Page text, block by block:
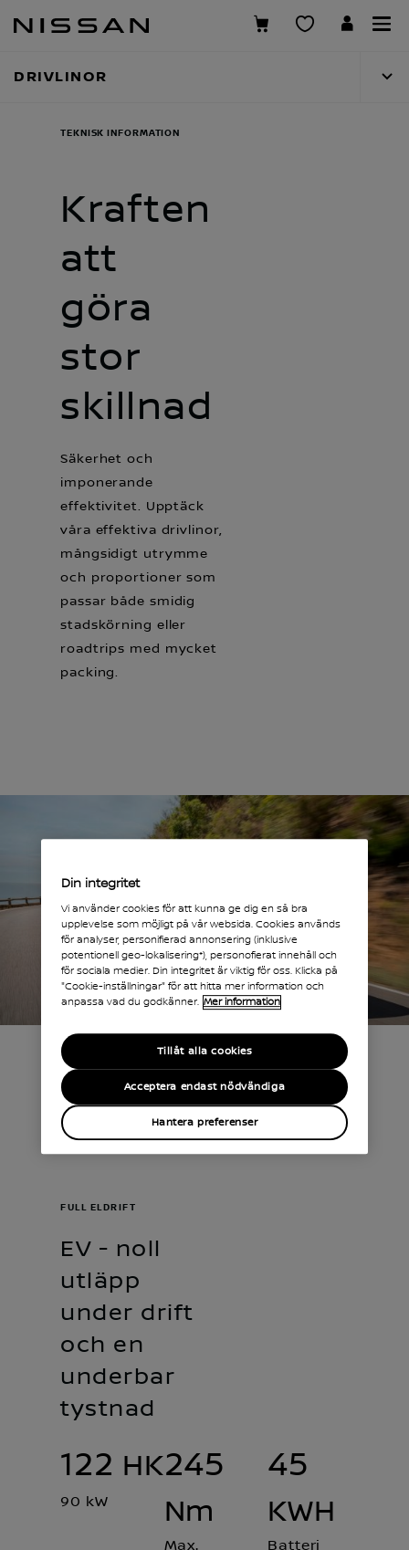
över
huvudinnehåll
DRIVLINOR
Kraften
att
göra
stor
skillnad
TEKNISK INFORMATION
Säkerhet och
imponerande
effektivitet. Upptäck
våra effektiva drivlinor,
mångsidigt utrymme
och proportioner som
passar både smidig
stadskörning eller
roadtrips med mycket
packing.
EV - noll
utläpp
under drift
och en
underbar
tystnad
FULL ELDRIFT
122 HK
90 kW
245
Nm
Max.
45
KWH
Batteri
Din integritet
Vi använder cookies för att kunna ge dig en så bra
upplevelse som möjligt på vår websida. Cookies används
för analyser, personifierad annonsering (inklusive
potentionell geo-lokalisering*), personofierat innehåll och
för sociala medier. Din integritet är viktig för oss. Klicka på
"Cookie-inställningar" för att hitta mer information och
anpassa vad du godkänner. Mer information
Hantera preferenser
Acceptera endast nödvändiga
Tillåt alla cookies